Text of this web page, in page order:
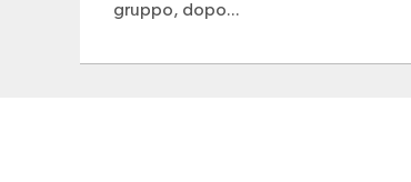
gruppo, dopo...